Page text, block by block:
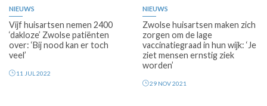
NIEUWS
Vijf huisartsen nemen 2400
‘dakloze’ Zwolse patiënten
over: ‘Bij nood kan er toch
veel’
11 JUL 2022
NIEUWS
Zwolse huisartsen maken zich
zorgen om de lage
vaccinatiegraad in hun wijk: ‘Je
ziet mensen ernstig ziek
worden’
29 NOV 2021